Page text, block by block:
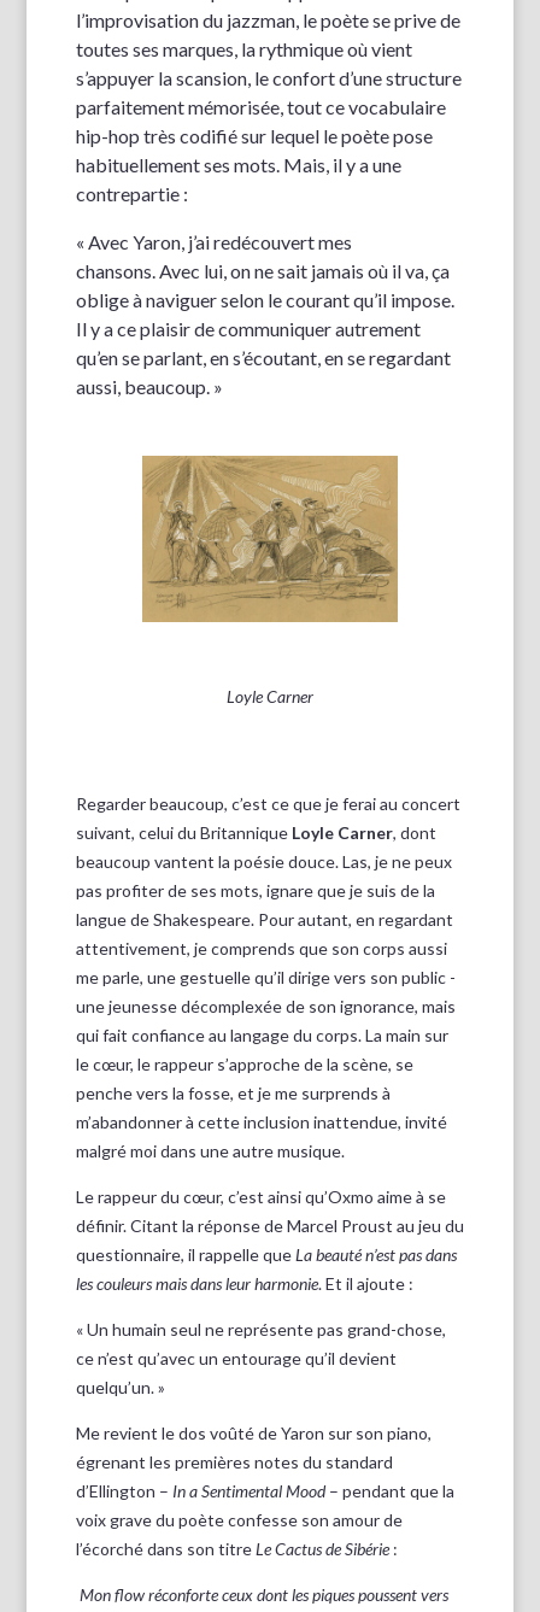
l’improvisation du jazzman, le poète se prive de
toutes ses marques, la rythmique où vient
s’appuyer la scansion, le confort d’une structure
parfaitement mémorisée, tout ce vocabulaire
hip-hop très codifié sur lequel le poète pose
habituellement ses mots. Mais, il y a une
contrepartie :
« Avec Yaron, j’ai redécouvert mes
chansons. Avec lui, on ne sait jamais où il va, ça
oblige à naviguer selon le courant qu’il impose.
Il y a ce plaisir de communiquer autrement
qu’en se parlant, en s’écoutant, en se regardant
aussi, beaucoup. »
Loyle Carner
Regarder beaucoup, c’est ce que je ferai au concert
suivant, celui du Britannique Loyle Carner, dont
beaucoup vantent la poésie douce. Las, je ne peux
pas profiter de ses mots, ignare que je suis de la
langue de Shakespeare. Pour autant, en regardant
attentivement, je comprends que son corps aussi
me parle, une gestuelle qu’il dirige vers son public -
une jeunesse décomplexée de son ignorance, mais
qui fait confiance au langage du corps. La main sur
le cœur, le rappeur s’approche de la scène, se
penche vers la fosse, et je me surprends à
m’abandonner à cette inclusion inattendue, invité
malgré moi dans une autre musique.
Le rappeur du cœur, c’est ainsi qu’Oxmo aime à se
définir. Citant la réponse de Marcel Proust au jeu du
questionnaire, il rappelle queLa beauté n’est pas dans
les couleurs mais dans leur harmonie. Et il ajoute :
« Un humain seul ne représente pas grand-chose,
ce n’est qu’avec un entourage qu’il devient
quelqu’un. »
Me revient le dos voûté de Yaron sur son piano,
égrenant les premières notes du standard
d’Ellington – In a Sentimental Mood– pendant que la
voix grave du poète confesse son amour de
l’écorché dans son titreLe Cactus de Sibérie:
Mon flow réconforte ceux dont les piques poussent vers